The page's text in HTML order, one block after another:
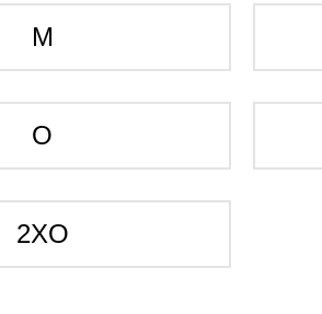
M
O
2XO